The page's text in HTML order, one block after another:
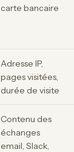
carte bancaire
Adresse IP,
pages visitées,
durée de visite
Contenu des
échanges
email, Slack,